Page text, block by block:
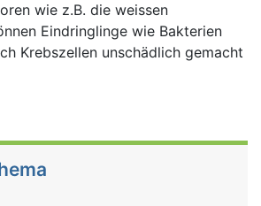
wie z.B. die weissen
Eindringlinge wie Bakterien
Krebszellen unschädlich gemacht